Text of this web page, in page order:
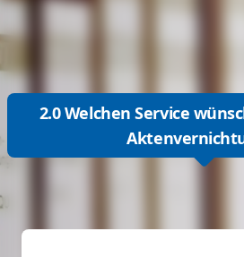
2.0 Welchen Service